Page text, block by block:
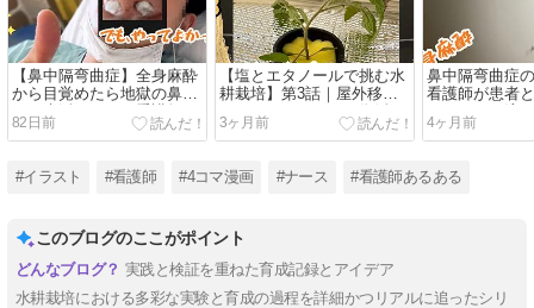
【鼻中隔弯曲症】全身麻酔
から目覚めたら地獄の鼻ガ
ーゼ生活だった｜看護師の
リアル体験談
82日前
【塩とエタノールで挑む水
耕栽培】第3話｜屋外移行
でしおれたアイコは復活す
るのか？
3ヶ月前
鼻中隔弯曲症
看護師が患者
たリアルな流
まで】
4ヶ月前
#イラスト #看護師 #4コマ漫画 #ナース #看護師あるある
このブログのここがポイント
実践と検証を重ねた育成記録とアイデア
水耕栽培における多彩な実験と育成の過程を詳細かつリアルに追ったシリ